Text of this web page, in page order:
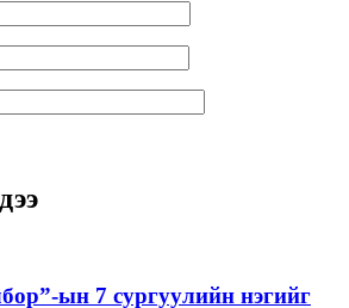
ын 7 сургуулийн нэгийг